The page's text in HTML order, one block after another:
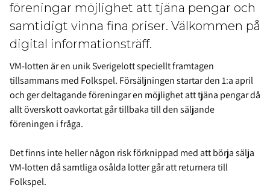
föreningar möjlighet att tjäna pengar och
samtidigt vinna fina priser. Välkommen på
digital informationsträff.
VM-lotten är en unik Sverigelott speciellt framtagen
tillsammans med Folkspel. Försäljningen startar den 1:a april
och ger deltagande föreningar en möjlighet att tjäna pengar då
allt överskott oavkortat går tillbaka till den säljande
föreningen i fråga.
Det finns inte heller någon risk förknippad med att börja sälja
VM-lotten då samtliga osålda lotter går att returnera till
Folkspel.